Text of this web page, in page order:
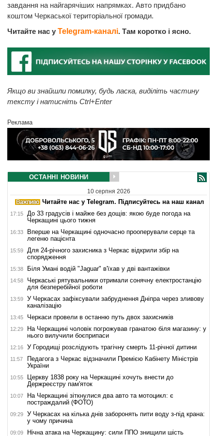
завдання на найгарячіших напрямках. Авто придбано
коштом Черкаської територіальної громади.
Читайте нас у Telegram-каналі. Там коротко і ясно.
Якщо ви знайшли помилку, будь ласка, виділіть частину
тексту і натисніть Ctrl+Enter
Реклама
ОСТАННІ НОВИНИ
10 серпня 2026
Читайте нас у Telegram. Підписуйтесь на наш канал
17:15
До 33 градусів і майже без дощів: якою буде погода на
Черкащині цього тижня
16:33
Вперше на Черкащині одночасно прооперували серце та
легеню пацієнта
15:59
Для 24-річного захисника з Черкас відкрили збір на
спорядження
15:38 Біля Умані водій "Jaguar" в'їхав у дві вантажівки
14:58
Черкаські рятувальники отримали сонячну електростанцію
для безперебійної роботи
13:59
У Черкасах зафіксували забруднення Дніпра через зливову
каналізацію
13:45 Черкаси провели в останню путь двох захисників
12:29
На Черкащині чоловік погрожував гранатою біля магазину: у
нього вилучили боєприпаси
12:16 У Городищі розслідують трагічну смерть 11-річної дитини
11:57
Педагога з Черкас відзначили Премією Кабінету Міністрів
України
10:55
Церкву 1838 року на Черкащині хочуть внести до
Держреєстру пам'яток
10:07
На Черкащині зіткнулися два авто та мотоцикл: є
постраждалий (ФОТО)
09:29
У Черкасах на кілька днів заборонять пити воду з-під крана:
у чому причина
09:09
Нічна атака на Черкащину: сили ППО знищили шість